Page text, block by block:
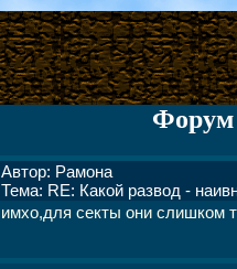
Форум
Автор: Рамона
Тема: RE: Какой развод -
имхо,для секты они слишком